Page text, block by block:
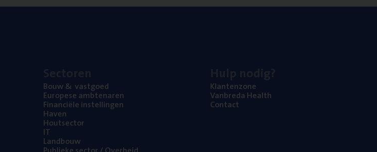
Bouw& vastgoed
Euro­pe­se ambtenaren
Finan­ci­ë­le instellingen
Haven
Hout­sec­tor
IT
Land­bouw
Klan­ten­zo­ne
Van­b­re­da Health
Con­tact